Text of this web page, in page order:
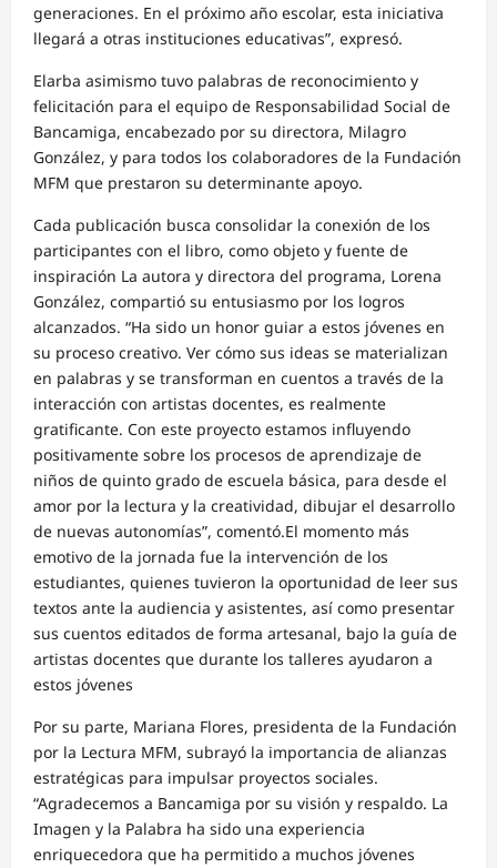
generaciones. En el próximo año escolar, esta iniciativa
llegará a otras instituciones educativas”, expresó.
Elarba asimismo tuvo palabras de reconocimiento y
felicitación para el equipo de Responsabilidad Social de
Bancamiga, encabezado por su directora, Milagro
González, y para todos los colaboradores de la Fundación
MFM que prestaron su determinante apoyo.
Cada publicación busca consolidar la conexión de los
participantes con el libro, como objeto y fuente de
inspiración La autora y directora del programa, Lorena
González, compartió su entusiasmo por los logros
alcanzados. “Ha sido un honor guiar a estos jóvenes en
su proceso creativo. Ver cómo sus ideas se materializan
en palabras y se transforman en cuentos a través de la
interacción con artistas docentes, es realmente
gratificante. Con este proyecto estamos influyendo
positivamente sobre los procesos de aprendizaje de
niños de quinto grado de escuela básica, para desde el
amor por la lectura y la creatividad, dibujar el desarrollo
de nuevas autonomías”, comentó.El momento más
emotivo de la jornada fue la intervención de los
estudiantes, quienes tuvieron la oportunidad de leer sus
textos ante la audiencia y asistentes, así como presentar
sus cuentos editados de forma artesanal, bajo la guía de
artistas docentes que durante los talleres ayudaron a
estos jóvenes
Por su parte, Mariana Flores, presidenta de la Fundación
por la Lectura MFM, subrayó la importancia de alianzas
estratégicas para impulsar proyectos sociales.
“Agradecemos a Bancamiga por su visión y respaldo. La
Imagen y la Palabra ha sido una experiencia
enriquecedora que ha permitido a muchos jóvenes